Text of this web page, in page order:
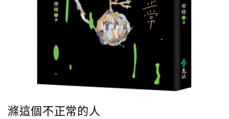
滌這個不正常的人